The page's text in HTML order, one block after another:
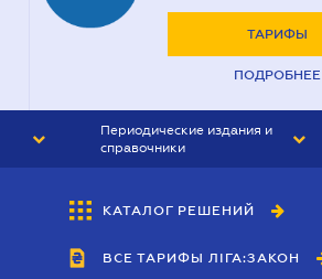
ТАРИФЫ
ПОДРОБНЕЕ
Периодические издания и
справочники
БУХГАЛТЕР&ЗАКОН
ВЕСТНИК МСФО
КАТАЛОГ РЕШЕНИЙ
ВСЕ ТАРИФЫ ЛІГА:ЗАКОН